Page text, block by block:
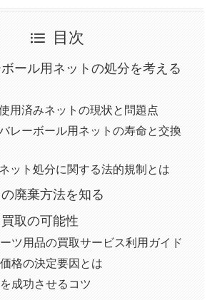
目次
ール用ネットの処分を考える
用済みネットの現状と問題点
レーボール用ネットの寿命と交換
ット処分に関する法的規制とは
廃棄方法を知る
取の可能性
ツ用品の買取サービス利用ガイド
格の決定要因とは
成功させるコツ